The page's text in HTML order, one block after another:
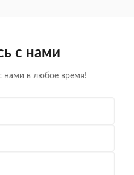
and hard-to-reach
с нами
нами в любое время!